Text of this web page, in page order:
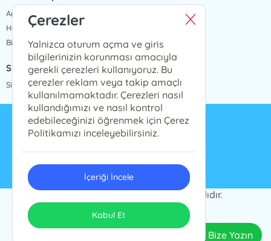
Anasayfa
Hakkımızda
Bize Ulaşın
SİPARİŞ TAKİP
Sipariş Takip
info@presstij.com.tr
0262 606 06 59
PRESSTİJ © 2024 Tüm Hakları Saklıdır.
Tasarım & Uygulama
Bize Yazın
Çerezler
Yalnizca oturum açma ve giris
bilgilerinizin korunması amacıyla
gerekli çerezleri kullanıyoruz. Bu
çerezler reklam veya takip amaçlı
kullanılmamaktadır. Çerezleri nasıl
kullandığımızı ve nasıl kontrol
edebileceğinizi öğrenmek için Çerez
Politikamızı inceleyebilirsiniz.
İçeriği İncele
Kabul Et